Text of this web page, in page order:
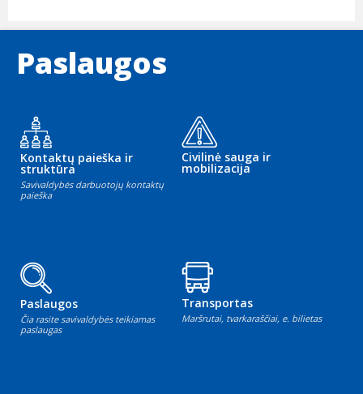
Paslaugos
Kontaktų paieška ir
struktūra
Savivaldybės darbuotojų kontaktų
paieška
Civilinė sauga ir
mobilizacija
Paslaugos
Čia rasite savivaldybės teikiamas
paslaugas
Transportas
Maršrutai, tvarkaraščiai, e. bilietas